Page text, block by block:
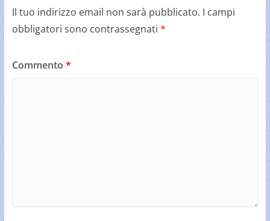
Il tuo indirizzo email non sarà pubblicato. I campi
obbligatori sono contrassegnati *
Commento *